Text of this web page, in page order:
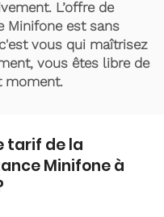
L’offre de
Minifone est sans
vous qui maîtrisez
vous êtes libre de
moment.
tarif de la
Minifone à